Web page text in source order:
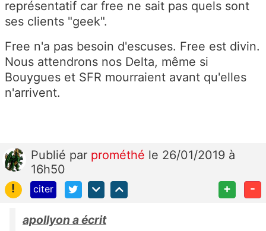
représentatif car free ne sait pas quels sont
ses clients "geek".
Free n'a pas besoin d'escuses. Free est divin.
Nous attendrons nos Delta, même si
Bouygues et SFR mourraient avant qu'elles
n'arrivent.
Publié par prométhé le 26/01/2019 à
16h50
!
citer + -
apollyon a écrit